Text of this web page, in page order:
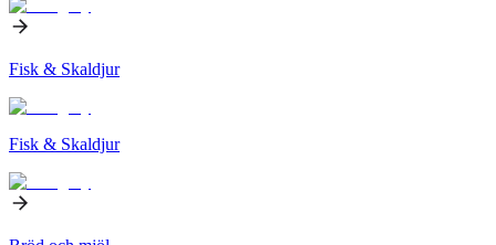
Fisk & Skaldjur
Fisk & Skaldjur